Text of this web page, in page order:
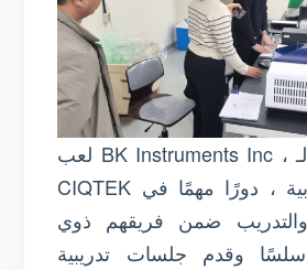
لعب BK Instruments Inc ، الموزع المعتمد لـ
CIQTEK في كوريا الجنوبية ، دورًا مهمًا في
والتدريب ضمن فريقهم ذوي
سلسًا وقدم جلسات تدريبية